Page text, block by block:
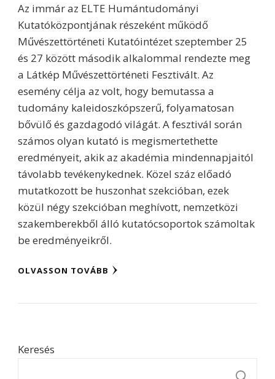
Az immár az ELTE Humántudományi
Kutatóközpontjának részeként működő
Művészettörténeti Kutatóintézet szeptember 25
és 27 között második alkalommal rendezte meg
a Látkép Művészettörténeti Fesztivált. Az
esemény célja az volt, hogy bemutassa a
tudomány kaleidoszkópszerű, folyamatosan
bővülő és gazdagodó világát. A fesztivál során
számos olyan kutató is megismertethette
eredményeit, akik az akadémia mindennapjaitól
távolabb tevékenykednek. Közel száz előadó
mutatkozott be huszonhat szekcióban, ezek
közül négy szekcióban meghívott, nemzetközi
szakemberekből álló kutatócsoportok számoltak
be eredményeikről.
OLVASSON TOVÁBB
Keresés